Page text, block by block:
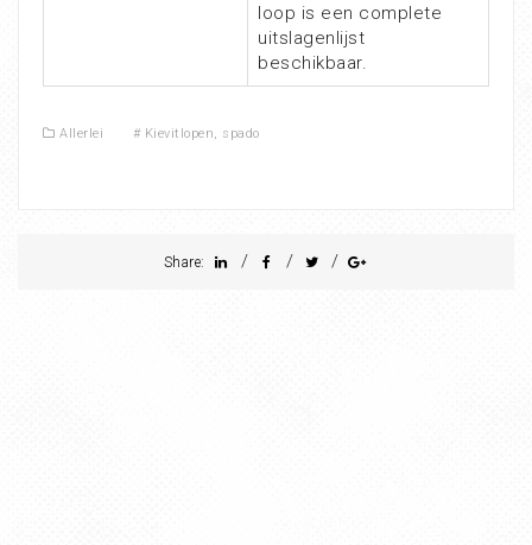
loop is een complete
uitslagenlijst
beschikbaar.
Allerlei # Kievitlopen, spado
Share: / / /